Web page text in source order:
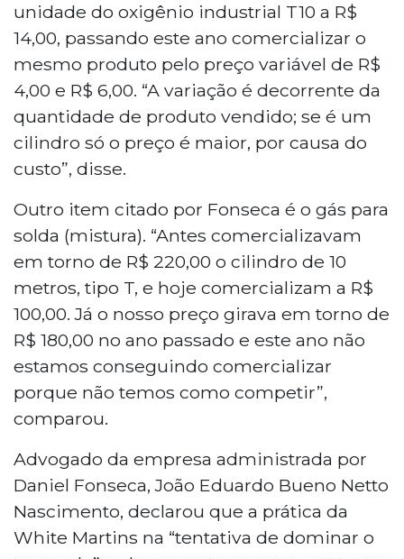
unidade do oxigênio industrial T10 a R$
14,00, passando este ano comercializar o
mesmo produto pelo preço variável de R$
4,00 e R$ 6,00. “A variação é decorrente da
quantidade de produto vendido; se é um
cilindro só o preço é maior, por causa do
custo”, disse.
Outro item citado por Fonseca é o gás para
solda (mistura). “Antes comercializavam
em torno de R$ 220,00 o cilindro de 10
metros, tipo T, e hoje comercializam a R$
100,00. Já o nosso preço girava em torno de
R$ 180,00 no ano passado e este ano não
estamos conseguindo comercializar
porque não temos como competir”,
comparou.
Advogado da empresa administrada por
Daniel Fonseca, João Eduardo Bueno Netto
Nascimento, declarou que a prática da
White Martins na “tentativa de dominar o